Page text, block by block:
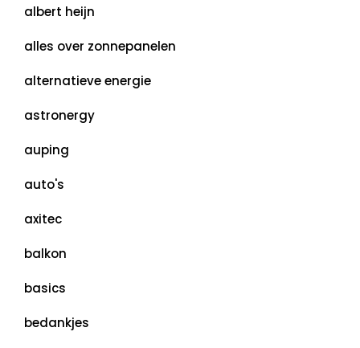
albert heijn
alles over zonnepanelen
alternatieve energie
astronergy
auping
auto's
axitec
balkon
basics
bedankjes